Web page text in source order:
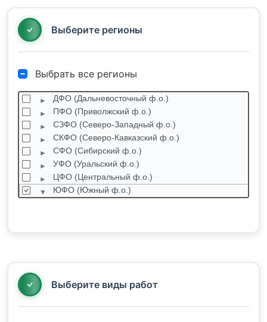
Выберите регионы
Выбрать все регионы
ДФО (Дальневосточный ф.о.)
ПФО (Приволжский ф.о.)
СЗФО (Северо-Западный ф.о.)
СКФО (Северо-Кавказский ф.о.)
СФО (Сибирский ф.о.)
УФО (Уральский ф.о.)
ЦФО (Центральный ф.о.)
ЮФО (Южный ф.о.)
Выберите виды работ